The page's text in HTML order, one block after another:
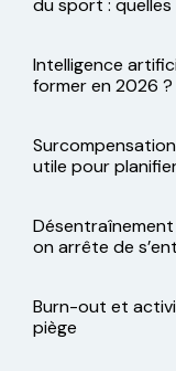
Intelligence
former en 2026 ?
utile pour
on arrête de
Burn-out et
piège